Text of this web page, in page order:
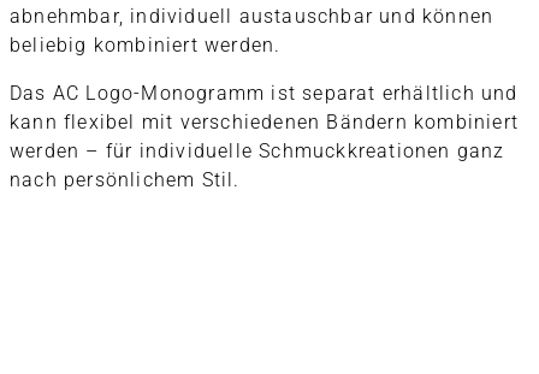
abnehmbar, individuell austauschbar und können
beliebig kombiniert werden.
Das AC Logo-Monogramm ist separat erhältlich und
kann flexibel mit verschiedenen Bändern kombiniert
werden – für individuelle Schmuckkreationen ganz
nach persönlichem Stil.